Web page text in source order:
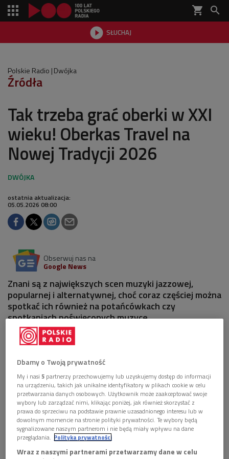
shopping_cart 
 SŁUCHAJ

Polskie Radio Dwójka
Źródła
Tak trzeba grać oberki w XXI
wieku! Oberkas Travel na
Nowej Tradycji 2026
ostatnia aktualizacja:
05.05.2026 08:00
Obserwuj nas na
Google News
Znani są z największych scen muzyki jazzowej,
popularnej i alternatywnej, choć coraz częściej można
spotkać ich również na potańcówkach czy
spotkaniach poświęconych muzyce
tradycyjnej. Gośćmi tego wydania "Źródeł" był
Oberkas Travel, kwartet tworzony przez Mateusza
Zabrodzkiego i Piotra Domagalskiego oraz
występująca gościnnie Maria Siwiec. Muzycy zagrają
na 27. Nowa Tradycja - Festiwal Folkowy Polskiego
Radia, który odbędzie się już 23 maja.
Dbamy o Twoją prywatność
My i nasi5 partnerzy przechowujemy lub uzyskujemy dostęp do informacji
na urządzeniu, takich jak unikalne identyfikatory w plikach cookie w celu
przetwarzania danych osobowych. Użytkownik może zaakceptować swoje
wybory lub zarządzać nimi, klikając poniżej, jak również skorzystać z
prawa do sprzeciwu na podstawie prawnie uzasadnionego interesu lub w
dowolnym momencie na stronie polityki prywatności. Te wybory będą
sygnalizowane naszym partnerom i nie będą miały wpływu na dane
przeglądania. Polityka prywatności
Wraz z naszymi partnerami przetwarzamy dane w celu